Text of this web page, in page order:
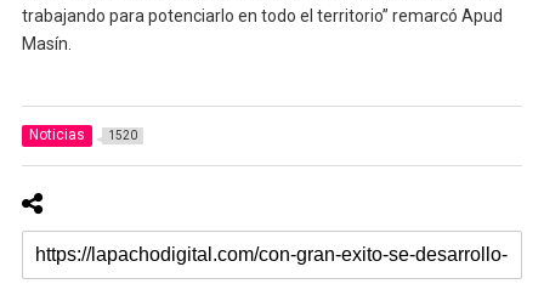
trabajando para potenciarlo en todo el territorio” remarcó Apud
Masín.
Noticias 1520